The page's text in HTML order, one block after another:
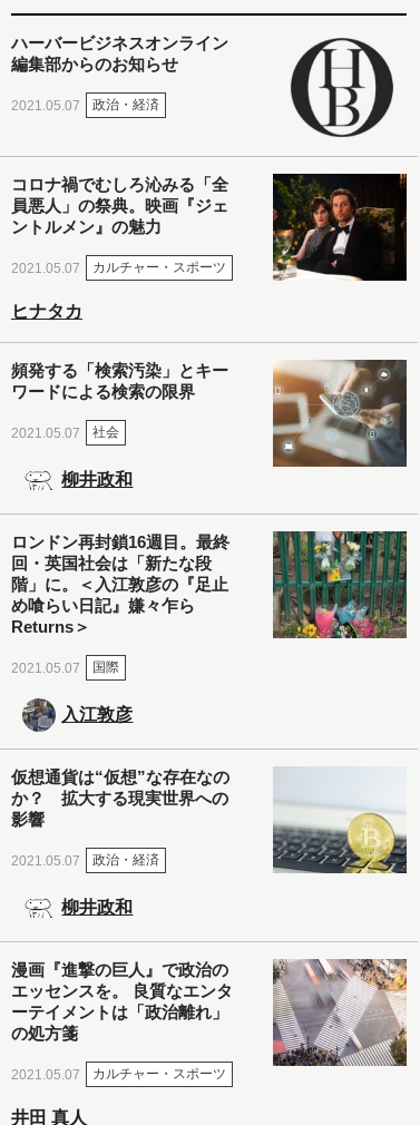
ハーバービジネスオンライン
編集部からのお知らせ
2021.05.07 政治・経済
コロナ禍でむしろ沁みる「全
員悪人」の祭典。映画『ジェ
ントルメン』の魅力
2021.05.07 カルチャー・スポーツ
ヒナタカ
頻発する「検索汚染」とキー
ワードによる検索の限界
2021.05.07 社会
柳井政和
ロンドン再封鎖16週目。最終
回・英国社会は「新たな段
階」に。＜入江敦彦の『足止
め喰らい日記』嫌々乍ら
Returns＞
2021.05.07 国際
入江敦彦
仮想通貨は“仮想”な存在なの
か？ 拡大する現実世界への
影響
2021.05.07 政治・経済
柳井政和
漫画『進撃の巨人』で政治の
エッセンスを。 良質なエンタ
ーテイメントは「政治離れ」
の処方箋
2021.05.07 カルチャー・スポーツ
井田 真人